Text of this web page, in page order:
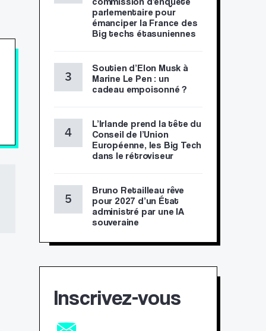
parlementaire pour
émanciper la France des
Big techs étasuniennes
Soutien d’Elon Musk à
Marine Le Pen : un
cadeau empoisonné ?
L’Irlande prend la tête du
Conseil de l’Union
Européenne, les Big Tech
dans le rétroviseur
Bruno Retailleau rêve
pour 2027 d’un État
administré par une IA
souveraine
Inscrivez-vous